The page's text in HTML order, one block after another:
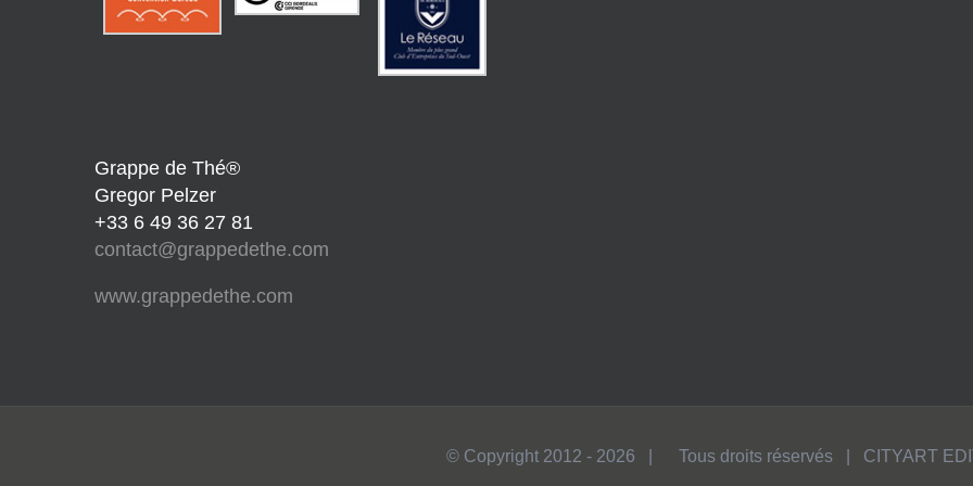
Grappe de Thé®
Gregor Pelzer
+33 6 49 36 27 81
contact@grappedethe.com
www.grappedethe.com
© Copyright 2012 - 2026 | Tous droits réservés | CITYART